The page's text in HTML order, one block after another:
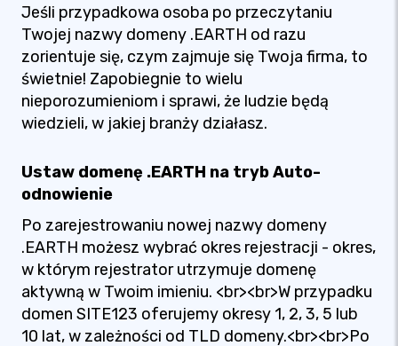
Jeśli przypadkowa osoba po przeczytaniu
Twojej nazwy domeny .EARTH od razu
zorientuje się, czym zajmuje się Twoja firma, to
świetnie! Zapobiegnie to wielu
nieporozumieniom i sprawi, że ludzie będą
wiedzieli, w jakiej branży działasz.
Ustaw domenę .EARTH na tryb Auto-
odnowienie
Po zarejestrowaniu nowej nazwy domeny
.EARTH możesz wybrać okres rejestracji - okres,
w którym rejestrator utrzymuje domenę
aktywną w Twoim imieniu. <br><br>W przypadku
domen SITE123 oferujemy okresy 1, 2, 3, 5 lub
10 lat, w zależności od TLD domeny.<br><br>Po